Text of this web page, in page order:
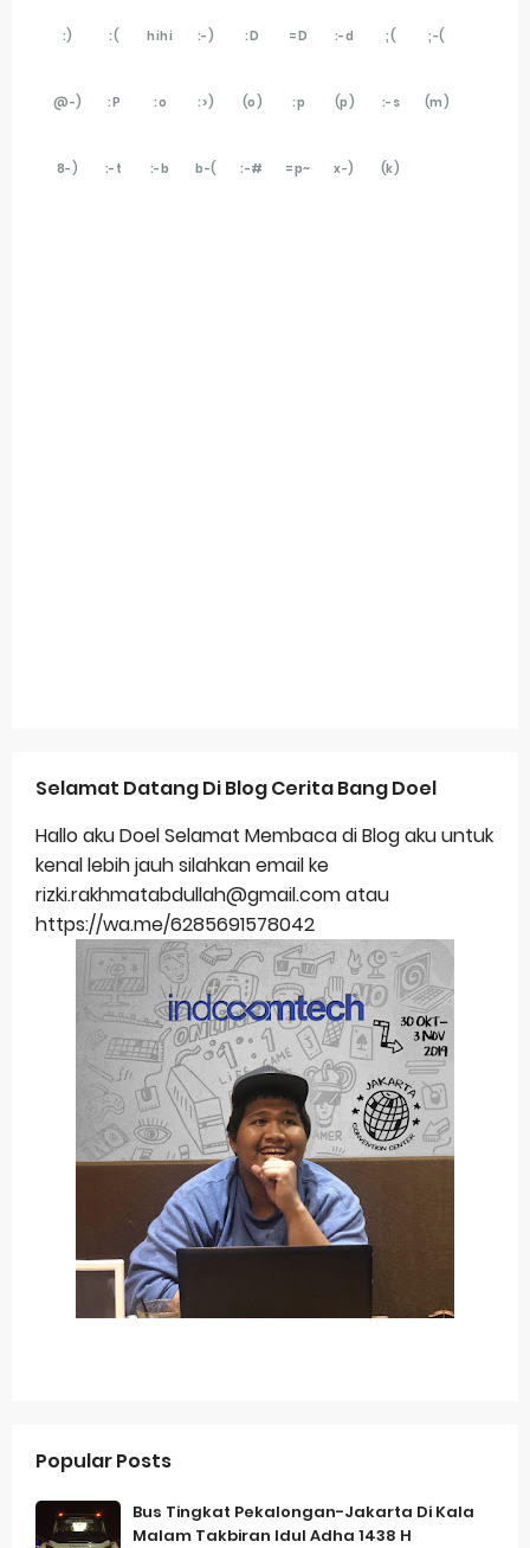
:) :( hihi :-) :D =D :-d ;( ;-(
@-) :P :o :>) (o) :p (p) :-s (m)
8-) :-t :-b b-( :-# =p~ x-) (k)
Selamat Datang Di Blog Cerita Bang Doel
Hallo aku Doel Selamat Membaca di Blog aku untuk
kenal lebih jauh silahkan email ke
rizki.rakhmatabdullah@gmail.com atau
https://wa.me/6285691578042
Popular Posts
Bus Tingkat Pekalongan-Jakarta Di Kala
Malam Takbiran Idul Adha 1438 H